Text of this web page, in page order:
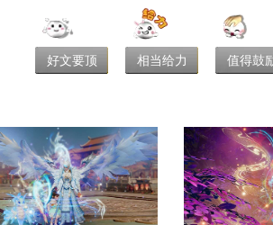
好文要顶 相当给力 值得鼓